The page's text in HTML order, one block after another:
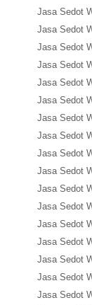
Jasa Sedot
Jasa Sedot
Jasa Sedot
Jasa Sedot
Jasa Sedot
Jasa Sedot
Jasa Sedot
Jasa Sedot
Jasa Sedot
Jasa Sedot
Jasa Sedot
Jasa Sedot
Jasa Sedot
Jasa Sedot
Jasa Sedot
Jasa Sedot
Jasa Sedot